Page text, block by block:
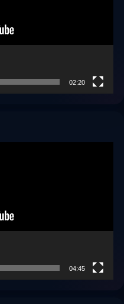
02:20
04:45